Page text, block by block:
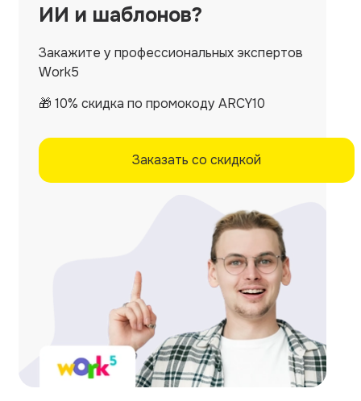
ИИ и шаблонов?
Закажите у профессиональных экспертов
Work5
🎁 10% скидка по промокоду ARCY10
Заказать со скидкой